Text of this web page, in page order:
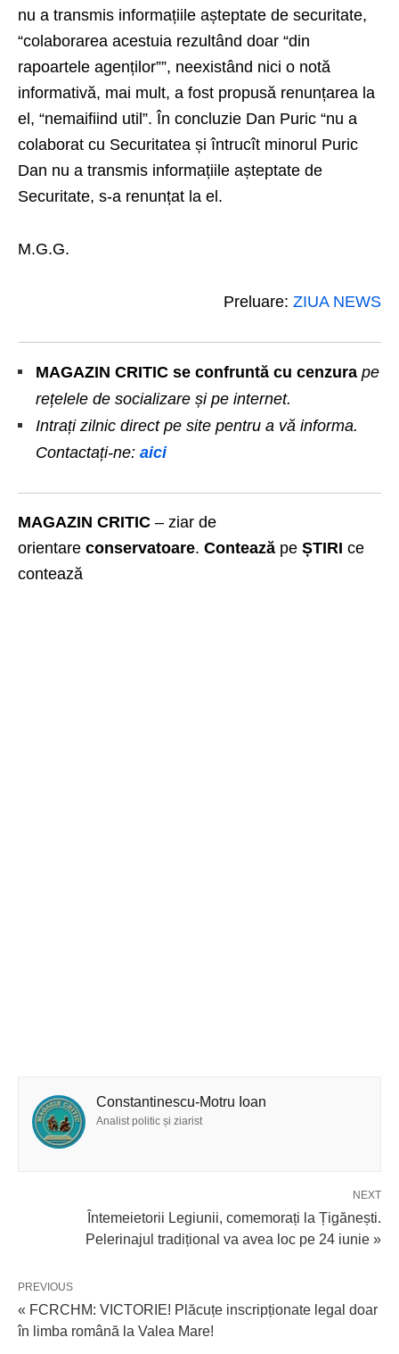
nu a transmis informațiile așteptate de securitate,
“colaborarea acestuia rezultând doar “din
rapoartele agenților””, neexistând nici o notă
informativă, mai mult, a fost propusă renunțarea la
el, “nemaifiind util”. În concluzie Dan Puric “nu a
colaborat cu Securitatea și întrucît minorul Puric
Dan nu a transmis informațiile așteptate de
Securitate, s-a renunțat la el.
M.G.G.
Preluare: ZIUA NEWS
MAGAZIN CRITIC se confruntă cu cenzura pe
rețelele de socializare și pe internet.
Intrați zilnic direct pe site pentru a vă informa.
Contactați-ne: aici
MAGAZIN CRITIC – ziar de
orientare conservatoare. Contează pe ȘTIRI ce
contează
Constantinescu-Motru Ioan
Analist politic și ziarist
NEXT
Întemeietorii Legiunii, comemorați la Țigănești.
Pelerinajul tradițional va avea loc pe 24 iunie »
PREVIOUS
« FCRCHM: VICTORIE! Plăcuțe inscripționate legal doar
în limba română la Valea Mare!